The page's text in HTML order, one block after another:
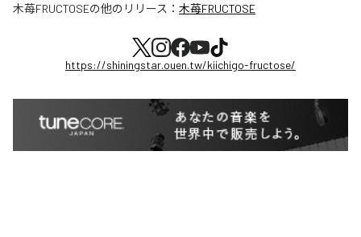
木苺FRUCTOSEの他のリリース： 木苺FRUCTOSE
https://shiningstar.ouen.tw/kiichigo-fructose/